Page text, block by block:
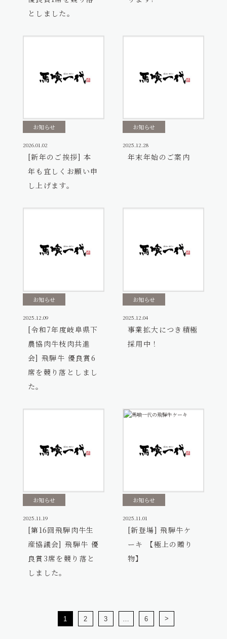
としました。
お知らせ
2026.01.02
[新年のご挨拶] 本
年も宜しくお願い申
し上げます。
お知らせ
2025.12.28
年末年始のご案内
お知らせ
2025.12.09
[令和7年度岐阜県下
農協肉牛枝肉共進
会] 飛騨牛 優良賞6
席を競り落としまし
た。
お知らせ
2025.12.04
事業拡大につき積極
採用中！
お知らせ
2025.11.19
[第16回飛騨肉牛生
産協議会] 飛騨牛 優
良賞3席を競り落と
しました。
お知らせ
2025.11.01
[新登場] 飛騨牛ケ
ーキ 【極上の贈り
物】
1 2 3 … 6 >